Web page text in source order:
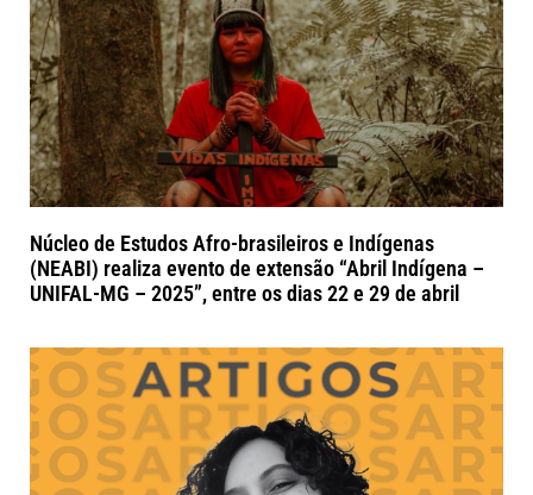
Núcleo de Estudos Afro-brasileiros e Indígenas
(NEABI) realiza evento de extensão “Abril Indígena –
UNIFAL-MG – 2025”, entre os dias 22 e 29 de abril